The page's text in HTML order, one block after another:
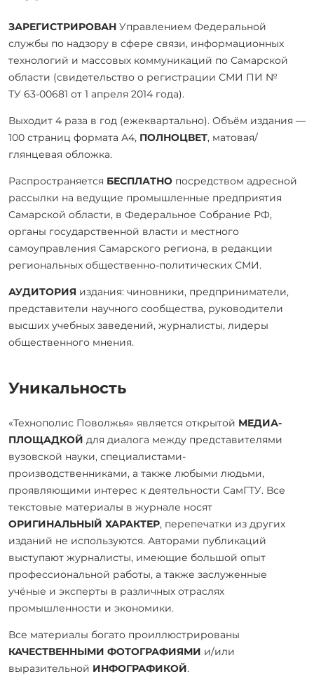
ЗАРЕГИСТРИРОВАН Управлением Федеральной
службы по надзору в сфере связи, информационных
технологий и массовых коммуникаций по Самарской
области (свидетельство о регистрации СМИ ПИ №
ТУ 63-00681 от 1 апреля 2014 года).
Выходит 4 раза в год (ежеквартально). Объём издания —
100 страниц формата А4, ПОЛНОЦВЕТ, матовая/
глянцевая обложка.
Распространяется БЕСПЛАТНО посредством адресной
рассылки на ведущие промышленные предприятия
Самарской области, в Федеральное Собрание РФ,
органы государственной власти и местного
самоуправления Самарского региона, в редакции
региональных общественно-политических СМИ.
АУДИТОРИЯ издания: чиновники, предприниматели,
представители научного сообщества, руководители
высших учебных заведений, журналисты, лидеры
общественного мнения.
Уникальность
«Технополис Поволжья» является открытой МЕДИА-
ПЛОЩАДКОЙ для диалога между представителями
вузовской науки, специалистами-
производственниками, а также любыми людьми,
проявляющими интерес к деятельности СамГТУ. Все
текстовые материалы в журнале носят
ОРИГИНАЛЬНЫЙ ХАРАКТЕР, перепечатки из других
изданий не используются. Авторами публикаций
выступают журналисты, имеющие большой опыт
профессиональной работы, а также заслуженные
учёные и эксперты в различных отраслях
промышленности и экономики.
Все материалы богато проиллюстрированы
КАЧЕСТВЕННЫМИ ФОТОГРАФИЯМИ и/или
выразительной ИНФОГРАФИКОЙ.